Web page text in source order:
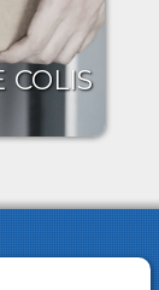
COLIS